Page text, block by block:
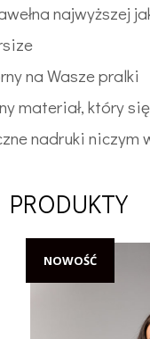
najwyższej
na Wasze pralki
materiał, który
nadruki niczym
NOWOŚĆ